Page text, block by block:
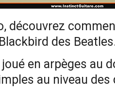
découvrez
des
en arpèges au
au niveau des